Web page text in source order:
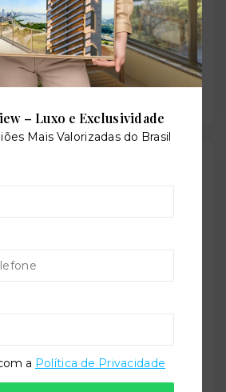
2961 - Santo Inácio -
000
– Luxo e Exclusividade
Mais Valorizadas do Brasil
a Política de Privacidade